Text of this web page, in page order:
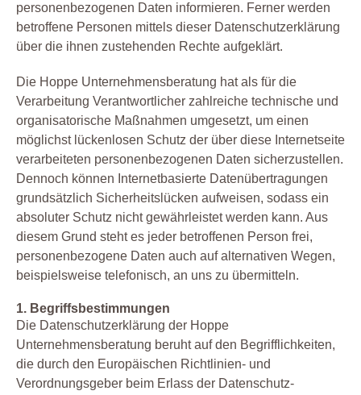
personenbezogenen Daten informieren. Ferner werden
betroffene Personen mittels dieser Datenschutzerklärung
über die ihnen zustehenden Rechte aufgeklärt.
Die Hoppe Unternehmensberatung hat als für die
Verarbeitung Verantwortlicher zahlreiche technische und
organisatorische Maßnahmen umgesetzt, um einen
möglichst lückenlosen Schutz der über diese Internetseite
verarbeiteten personenbezogenen Daten sicherzustellen.
Dennoch können Internetbasierte Datenübertragungen
grundsätzlich Sicherheitslücken aufweisen, sodass ein
absoluter Schutz nicht gewährleistet werden kann. Aus
diesem Grund steht es jeder betroffenen Person frei,
personenbezogene Daten auch auf alternativen Wegen,
beispielsweise telefonisch, an uns zu übermitteln.
1. Begriffsbestimmungen
Die Datenschutzerklärung der Hoppe
Unternehmensberatung beruht auf den Begrifflichkeiten,
die durch den Europäischen Richtlinien- und
Verordnungsgeber beim Erlass der Datenschutz-